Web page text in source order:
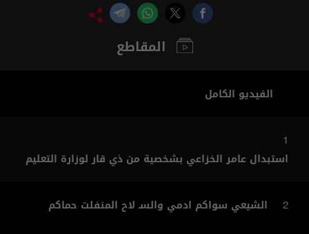
المقاطع
الفيديو الكامل
1
استبدال عامر الخزاعي بشخصية من ذي قار لوزارة التعليم
2 الشيعي سواكم ادمي والسـ لاح المنفلت حماكم